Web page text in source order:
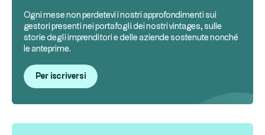
Ogni mese non perdetevi i nostri approfondimenti sui
gestori presenti nei portafogli dei nostri vintages, sulle
storie degli imprenditori e delle aziende sostenute nonché
le anteprime.
Per iscriversi